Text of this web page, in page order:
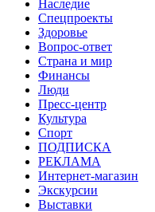
Наследие
Спецпроекты
Здоровье
Вопрос-ответ
Страна и мир
Финансы
Люди
Пресс-центр
Культура
Спорт
ПОДПИСКА
РЕКЛАМА
Интернет-магазин
Экскурсии
Выставки